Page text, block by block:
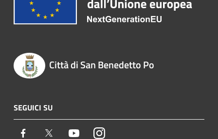
Città di San Benedetto Po
SEGUICI SU
Facebook Twitter YoutubeInstagram